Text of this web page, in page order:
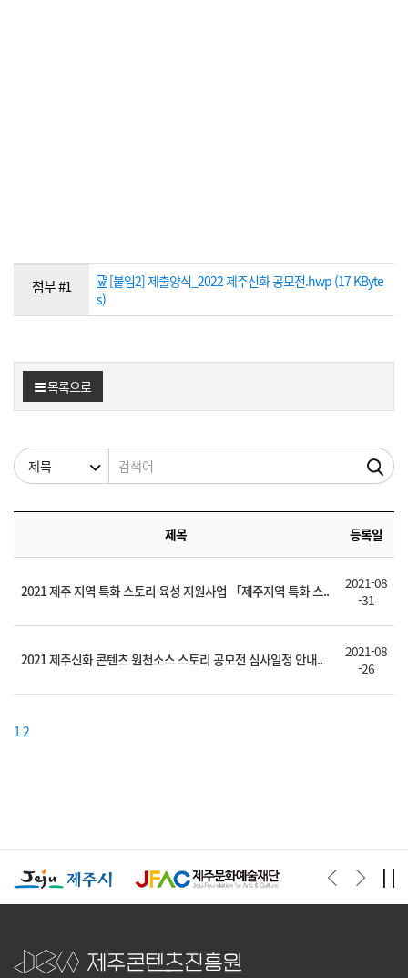
첨부 #1
[붙임2] 제출양식_2022 제주신화 공모전.hwp (17 KByte
s)
목록으로
검색조건 검색어
제목 등록일
2021 제주 지역 특화 스토리 육성 지원사업 「제주지역 특화 스..
2021-08
-31
2021 제주신화 콘텐츠 원천소스 스토리 공모전 심사일정 안내..
2021-08
-26
12